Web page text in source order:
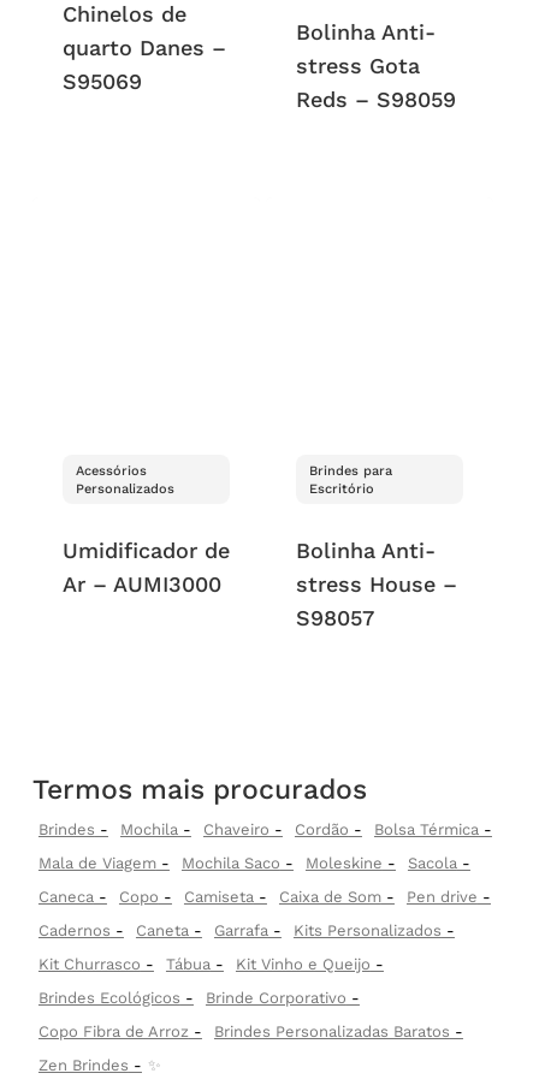
Chinelos de
quarto Danes –
S95069
Bolinha Anti-
stress Gota
Reds – S98059
Acessórios
Personalizados
Umidificador de
Ar – AUMI3000
Brindes para
Escritório
Bolinha Anti-
stress House –
S98057
Termos mais procurados
Brindes Mochila Chaveiro Cordão
Bolsa Térmica
Mala de Viagem
Mochila Saco Moleskine
Sacola
Caneca
Copo Camiseta Caixa de Som
Pen drive
Cadernos
Caneta Garrafa
Kits Personalizados
Kit Churrasco
Tábua
Kit Vinho e Queijo
Brindes Ecológicos
Brinde Corporativo
Copo Fibra de Arroz
Brindes Personalizadas Baratos
Zen Brindes
✨